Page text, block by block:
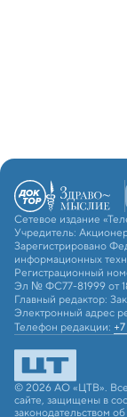
Сетевое издание
Учредитель:
Зарегистрировано
информационных
Регистрационный
Эл № ФС77-81999 от
Главный редактор:
Электронный адрес
Телефон редакции:
© 2026 АО «ЦТВ».
сайте, защищены в
законодательством